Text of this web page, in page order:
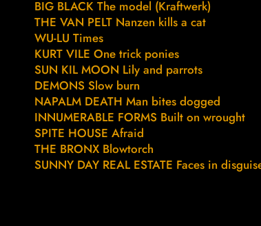
BIG BLACK The model (Kraftwerk)
THE VAN PELT Nanzen kills a cat
WU-LU Times
KURT VILE One trick ponies
SUN KIL MOON Lily and parrots
DEMONS Slow burn
NAPALM DEATH Man bites dogged
INNUMERABLE FORMS Built on wrought
SPITE HOUSE Afraid
THE BRONX Blowtorch
SUNNY DAY REAL ESTATE Faces in